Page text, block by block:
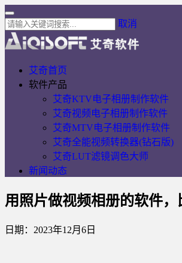
取消
艾奇首页
软件产品
艾奇KTV电子相册制作软件
艾奇视频电子相册制作软件
艾奇MTV电子相册制作软件
艾奇全能视频转换器(钻石版)
艾奇LUT滤镜调色大师
新闻动态
用照片做视频相册的软件，
日期：2023年12月6日